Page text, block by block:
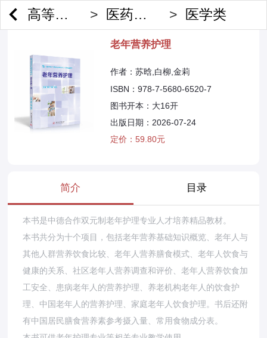
高等教育 > 医药生化 > 医学类
老年营养护理
作者：苏晗,白柳,金莉
ISBN：978-7-5680-6520-7
图书开本：大16开
出版日期：2026-07-24
定价：59.80元
简介 目录
本书是中德合作双元制老年护理专业人才培养精品教材。
本书共分为十个项目，包括老年营养基础知识概览、老年人与
其他人群营养饮食比较、老年人营养膳食模式、老年人饮食与
健康的关系、社区老年人营养调查和评价、老年人营养饮食加
工安全、患病老年人的营养护理、养老机构老年人的饮食护
理、中国老年人的营养护理、家庭老年人饮食护理。书后还附
有中国居民膳食营养素参考摄入量、常用食物成分表。